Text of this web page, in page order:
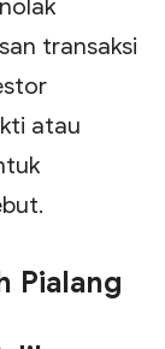
transaksi
atau
Pialang